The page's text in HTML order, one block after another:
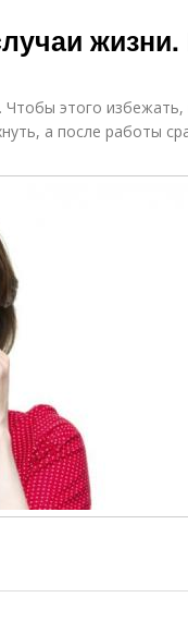
Чтобы этого
а после работы